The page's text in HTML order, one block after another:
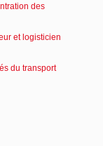
des
et logisticien
du transport